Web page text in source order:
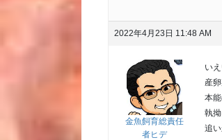
2022年4月23日 11:48 AM
金魚飼育総責任
者ヒデ
い
産
本
執
追